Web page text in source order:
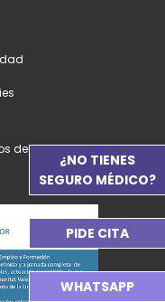
derechos reservados.
¿NO TIENES
SEGURO MÉDICO?
PIDE CITA
WHATSAPP